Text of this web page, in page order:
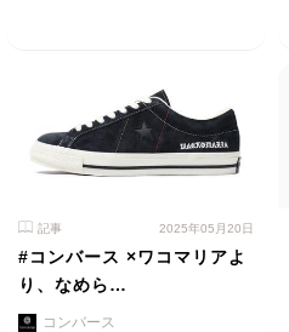
記事 2025年05月20日
#コンバース ×ワコマリアよ
り、なめら…
コンバース